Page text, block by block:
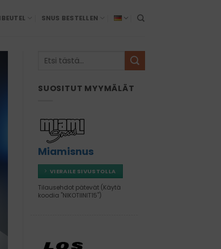
SNUS BESTELLEN
SUOSITUT MYYMÄLÄT
Miamisnus
VIERAILE SIVUSTOLLA
Tilausehdot pätevät (Käytä
koodia "NIKOTIINIT15")